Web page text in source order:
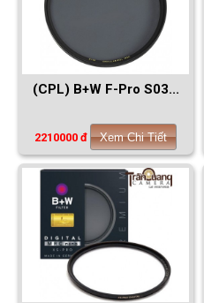
(CPL) B+W F-Pro S03...
2210000 đ Xem Chi Tiết